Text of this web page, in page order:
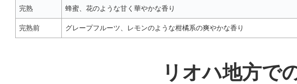
完熟 蜂蜜、花のような甘く華やかな香り
完熟前 グレープフルーツ、レモンのような柑橘系の爽やかな香り
リオハ地方で